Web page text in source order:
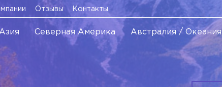
Отзывы Контакты
Северная Америка Австралия / Океания